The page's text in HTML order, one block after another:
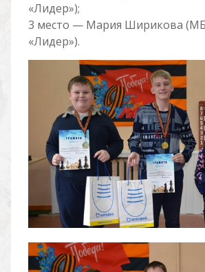
«Лидер»);
3 место — Мария Ширикова
«Лидер»).